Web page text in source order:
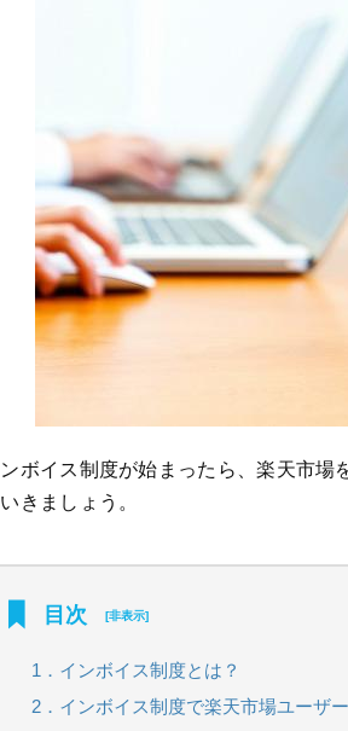
ボイス制度が始まったら、楽天市場
きましょう。
目次 [非表示]
1．インボイス制度とは？
2．インボイス制度で楽天市場ユーザ